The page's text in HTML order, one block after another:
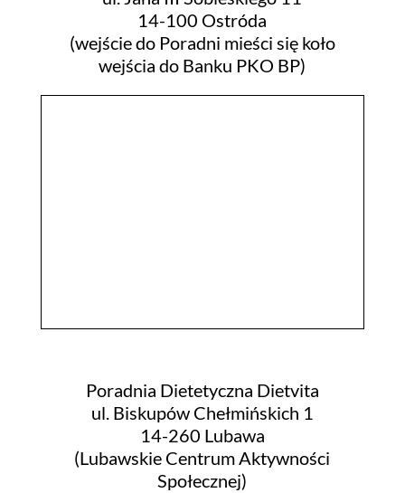
14-100 Ostróda
(wejście do Poradni mieści się koło
wejścia do Banku PKO BP)
Poradnia Dietetyczna Dietvita
ul. Biskupów Chełmińskich 1
14-260 Lubawa
(Lubawskie Centrum Aktywności
Społecznej)